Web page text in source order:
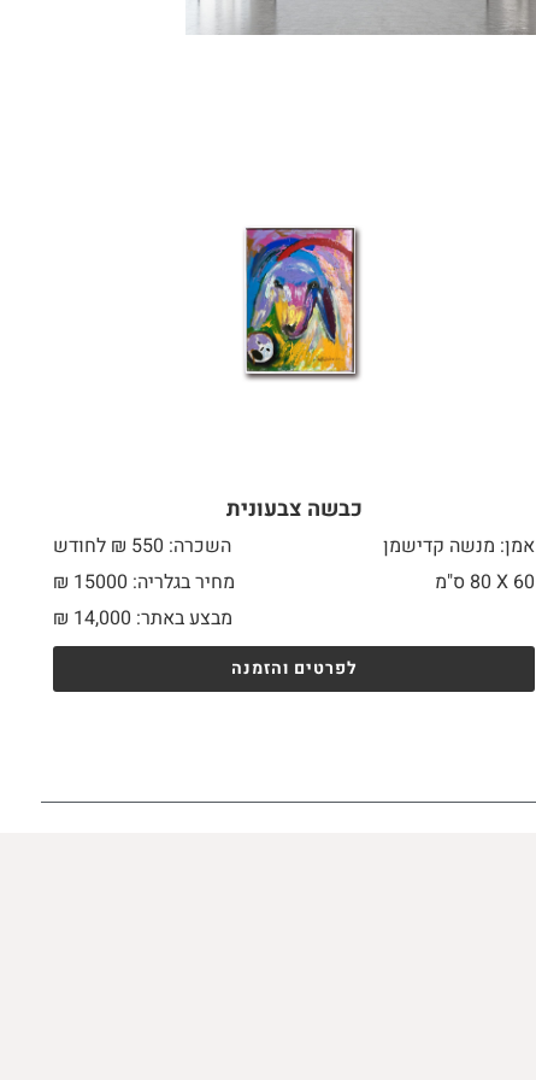
כבשה צבעונית
אמן: מנשה קדישמן
השכרה: 550 ₪ לחודש
60 X
מחיר בגלריה: 15000 ₪
מבצע באתר:
₪ 14,000
לפרטים והזמנה